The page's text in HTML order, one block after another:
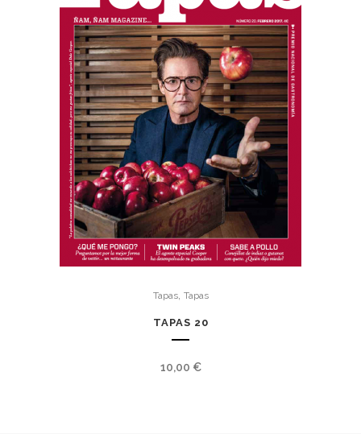
Tapas, Tapas
TAPAS 20
10,00 €